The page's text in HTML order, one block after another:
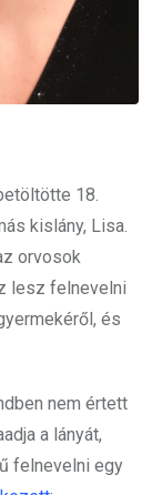
18.
kislány, Lisa.
orvosok
lesz felnevelni
és
nem értett
a lányát,
felnevelni egy